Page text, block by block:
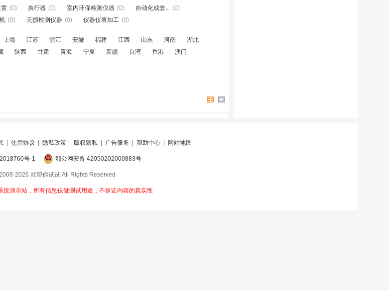
(0) 执行器 (0) 室内环保检测仪器 (0) 自动化成套... (0)
(0) 无损检测仪器 (0) 仪器仪表加工 (0)
上海 江苏 浙江 安徽 福建 江西 山东 河南
湖北
陕西 甘肃 青海 宁夏 新疆 台湾 香港 澳门
使用协议 隐私政策 版权隐私 广告服务 帮助中心 网站地图
号-1 鄂公网安备 42050202000883号
2026 就帮你试试 All Rights Reserved
统演示站，所有信息仅做测试用途，不保证内容的真实性